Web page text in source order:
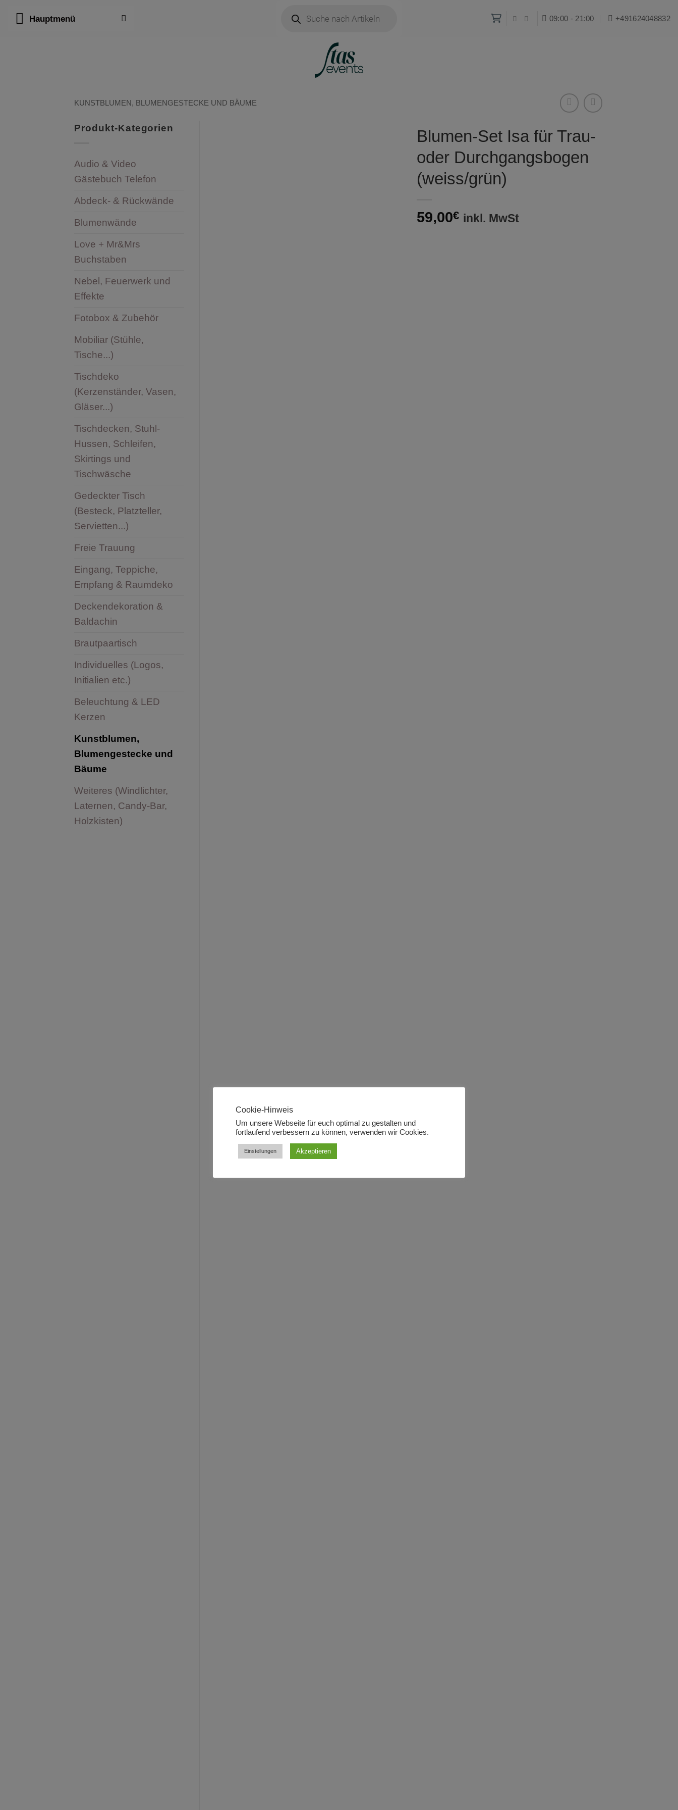
Inhalt
Hauptmenü
search
09:00 - 21:00 +491624048832‬
KUNSTBLUMEN, BLUMENGESTECKE UND BÄUME
Produkt-Kategorien
Audio & Video
Gästebuch Telefon
Abdeck- & Rückwände
Blumenwände
Love + Mr&Mrs
Buchstaben
Nebel, Feuerwerk und
Effekte
Fotobox & Zubehör
Mobiliar (Stühle,
Tische...)
Tischdeko
(Kerzenständer, Vasen,
Gläser...)
Tischdecken, Stuhl-
Hussen, Schleifen,
Skirtings und
Tischwäsche
Gedeckter Tisch
(Besteck, Platzteller,
Servietten...)
Freie Trauung
Eingang, Teppiche,
Empfang & Raumdeko
Deckendekoration &
Baldachin
Brautpaartisch
Individuelles (Logos,
Initialien etc.)
Beleuchtung & LED
Kerzen
Kunstblumen,
Blumengestecke und
Bäume
Weiteres (Windlichter,
Laternen, Candy-Bar,
Holzkisten)
Blumen-Set Isa für Trau-
oder Durchgangsbogen
(weiss/grün)
59,00€ inkl. MwSt
Cookie-Hinweis
Um unsere Webseite für euch optimal zu gestalten und
fortlaufend verbessern zu können, verwenden wir Cookies.
Einstellungen Akzeptieren